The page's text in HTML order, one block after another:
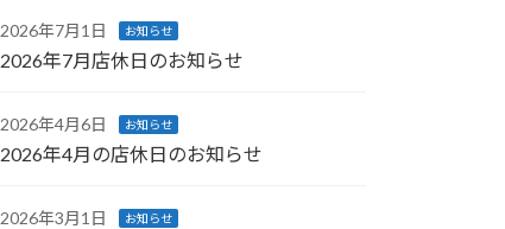
2026年7月1日 お知らせ
2026年7月店休日のお知らせ
2026年4月6日 お知らせ
2026年4月の店休日のお知らせ
2026年3月1日 お知らせ